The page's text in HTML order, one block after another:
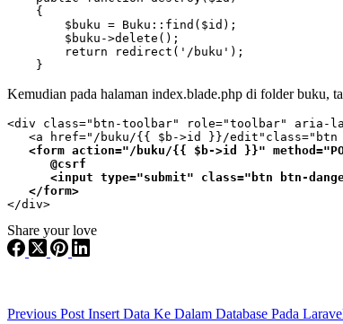
    {
        $buku = Buku::find($id);
        $buku->delete();
        return redirect('/buku');
    }
Kemudian pada halaman index.blade.php di folder buku,
<div class="btn-toolbar" role="toolbar"
<form action="/buku/{{ $b->id }}"
      @csrf
<input type="submit" class="btn btn-
   </form>
</div>
Share your love
Previous Post Insert Data Ke Dalam Database Pada